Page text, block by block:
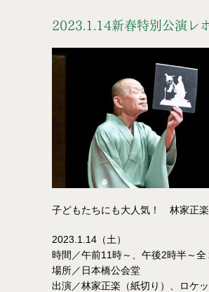
2023.1.14新春特別公演レ
子どもたちにも大人気！ 林家正
2023.1.14（土）
時間／午前11時～、午後2時半～全
場所／日本橋公会堂
出演／林家正楽（紙切り）、ロケ